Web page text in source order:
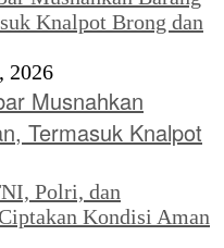
2026
Musnahkan
Termasuk Knalpot